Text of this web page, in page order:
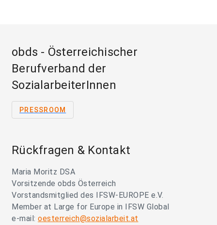
obds - Österreichischer
Berufverband der
SozialarbeiterInnen
PRESSROOM
Rückfragen & Kontakt
Maria Moritz DSA
Vorsitzende obds Österreich
Vorstandsmitglied des IFSW-EUROPE e.V.
Member at Large for Europe in IFSW Global
e-mail: oesterreich@sozialarbeit.at